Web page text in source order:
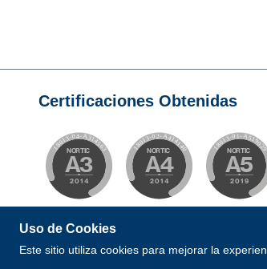
Certificaciones Obtenidas
© 2026 Todos los Derechos
Uso de Cookies
Este sitio utiliza cookies para mejorar la